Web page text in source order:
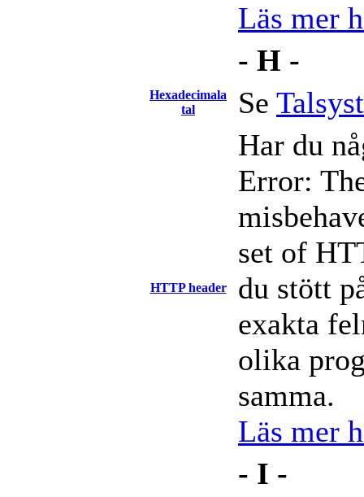
Läs mer
- H -
Hexadecimala
tal
Se
HTTP header
Har du
Error:
set of
du stött
exakta
olika
samma.
Läs mer
- I -